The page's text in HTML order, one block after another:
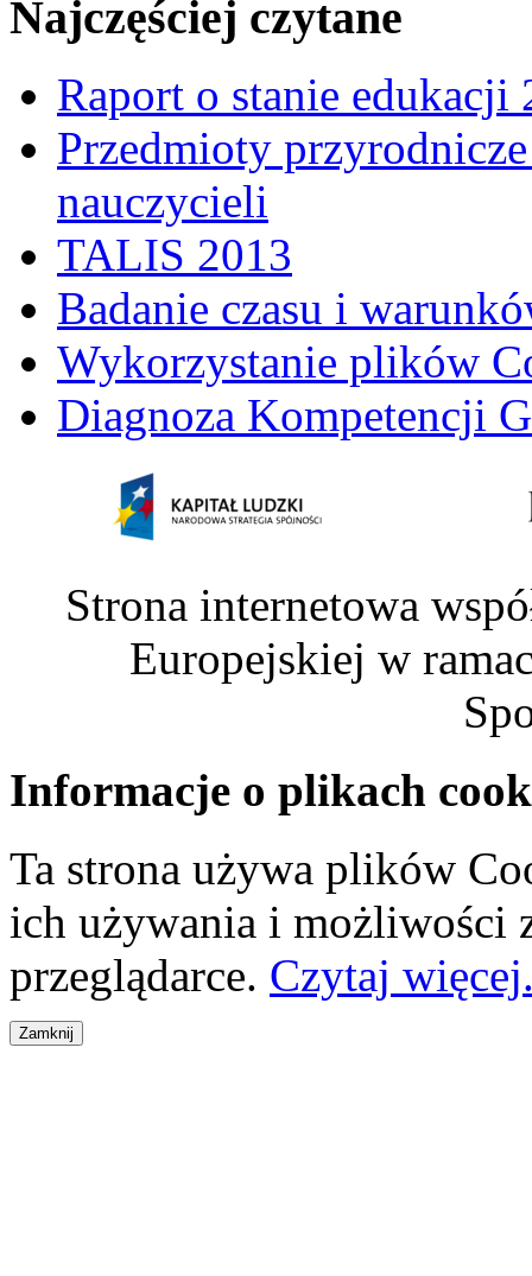
Najczęściej czytane
Raport o stanie edukacji
Przedmioty
nauczycieli
TALIS 2013
Badanie czasu i
Wykorzystanie plików
Diagnoza Kompetencji
Strona internetowa
Europejskiej w
Informacje o plikach
Ta strona używa plików
ich używania i możliwości
przeglądarce. Czytaj